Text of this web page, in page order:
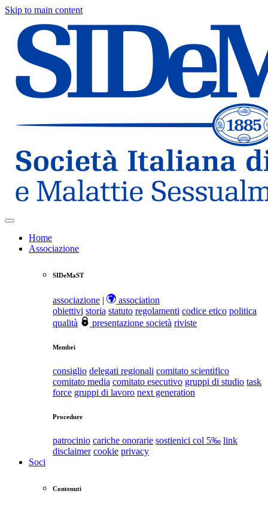
Skip to main content
Home
Associazione
SIDeMaST
associazione |
association
obiettivi storia statuto regolamenti codice etico politica
qualità
presentazione società riviste
Membri
consiglio delegati regionali comitato scientifico
comitato media comitato esecutivo gruppi di studio task
force gruppi di lavoro next generation
Procedure
patrocinio cariche onorarie sostienici col 5‰ link
disclaimer cookie privacy
Soci
Contenuti